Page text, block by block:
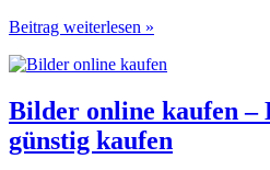
Bilder
Webseite
–
Lizenzfreie
Fotos
Beitrag weiterlesen »
Bilder online kaufen –
günstig kaufen